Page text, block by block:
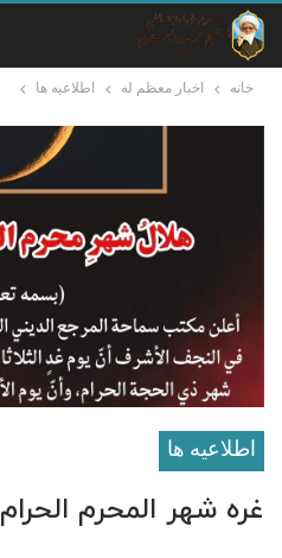
خانه اخبار معظم له اطلاعيه ها
اطلاعيه ها
غره شهر المحرم الحرام لسنه